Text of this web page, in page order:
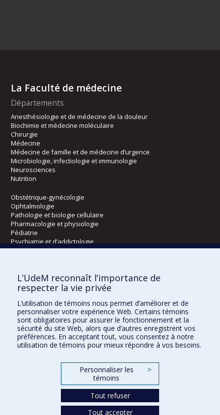
La Faculté de médecine
Départements
Anesthésiologie et de médecine de la douleur
Biochimie et médecine moléculaire
Chirurgie
Médecine
Médecine de famille et de médecine d’urgence
Microbiologie, infectiologie et immunologie
Neurosciences
Nutrition
Obstétrique-gynécologie
Ophtalmologie
Pathologie et biologie cellulaire
Pharmacologie et physiologie
Pédiatrie
Psychiatrie et d’addictologie
Radiologie, radio-oncologie et médecine nucléaire
Écoles
Orthophonie et audiologie
Réadaptation
Directions
L’UdeM reconnaît l’importance de
respecter la vie privée
L’utilisation de témoins nous permet d’améliorer et de
personnaliser votre expérience Web. Certains témoins
sont obligatoires pour assurer le fonctionnement et la
sécurité du site Web, alors que d’autres enregistrent vos
préférences. En acceptant tout, vous consentez à notre
utilisation de témoins pour mieux répondre à vos besoins.
Personnaliser les
témoins
>
Tout refuser
Tout accepter